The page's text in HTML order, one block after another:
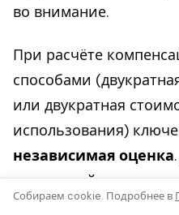
во внимание.
При расчёте
способами
или двукратная
использования)
независимая оценка
двукратной
необходимо
Собираем cookie. Подробнее в